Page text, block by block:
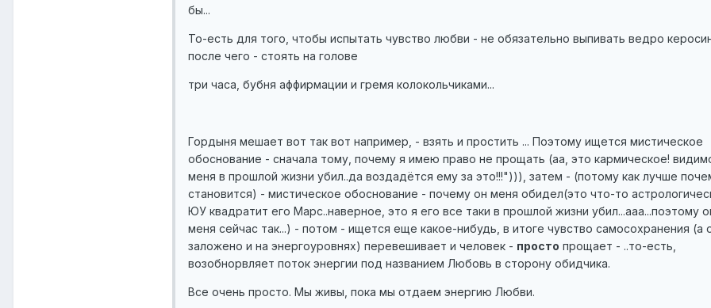
бы...
То-есть для того, чтобы испытать чувство любви - не обязательно выпивать ведро
после чего - стоять на голове
три часа, бубня аффирмации и гремя колокольчиками...
Гордыня мешает вот так вот например, - взять и простить ... Поэтому ищется мистическое
обоснование - сначала тому, почему я имею право не прощать (аа, это кармическое!
меня в прошлой жизни убил..да воздадётся ему за это!!!"))), затем - (потому как лучше
становится) - мистическое обоснование - почему он меня обидел(это что-то
ЮУ квадратит его Марс..наверное, это я его все таки в прошлой жизни убил...ааа...поэтому
меня сейчас так...) - потом - ищется еще какое-нибудь, в итоге чувство самосохранения (а
заложено и на энергоуровнях) перевешивает и человек - просто прощает - ..то-есть,
возобнорвляет поток энергии под названием Любовь в сторону обидчика.
Все очень просто. Мы живы, пока мы отдаем энергию Любви.